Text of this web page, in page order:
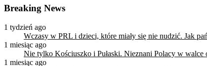
Breaking News
1 tydzień ago
Wczasy w PRL i dzieci, które miały się nie nudzić. Jak
1 miesiąc ago
Nie tylko Kościuszko i Pułaski. Nieznani Polacy w walce
1 miesiąc ago